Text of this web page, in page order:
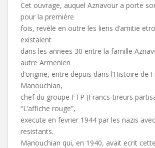
Cet ouvrage, auquel Aznavour a porte
pour la première
fois, revèle en outre les liens d’amitie
existaient
dans les annees 30 entre la famille
autre Armenien
d’origine, entre depuis dans l’Histoire de
Manouchian,
chef du groupe FTP (Francs-tireurs
“L’affiche rouge”,
execute en fevrier 1944 par les nazis
resistants.
Manouchian qui, en 1940, avait ecrit